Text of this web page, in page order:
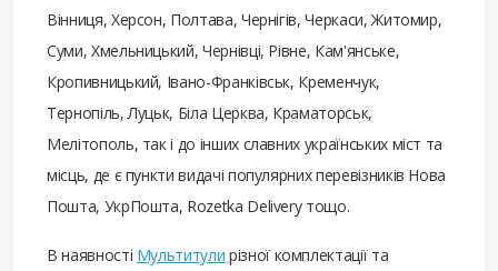
Вінниця, Херсон, Полтава, Чернігів, Черкаси, Житомир,
Суми, Хмельницький, Чернівці, Рівне, Кам'янське,
Кропивницький, Івано-Франківськ, Кременчук,
Тернопіль, Луцьк, Біла Церква, Краматорськ,
Мелітополь, так і до інших славних українських міст та
місць, де є пункти видачі популярних перевізників Нова
Пошта, УкрПошта, Rozetka Delivery тощо.
В наявності Мультитули різної комплектації та